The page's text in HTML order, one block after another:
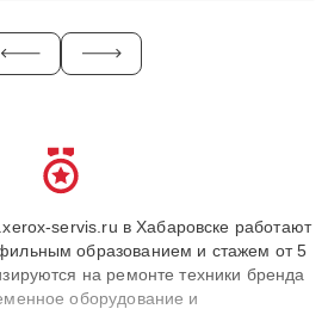
servis.ru в Хабаровске работают
образованием и стажем от 5
на ремонте техники бренда
оборудование и